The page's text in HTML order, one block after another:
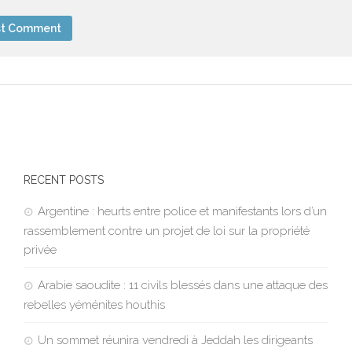
RECENT POSTS
Argentine : heurts entre police et manifestants lors d’un
rassemblement contre un projet de loi sur la propriété
privée
Arabie saoudite : 11 civils blessés dans une attaque des
rebelles yéménites houthis
Un sommet réunira vendredi à Jeddah les dirigeants